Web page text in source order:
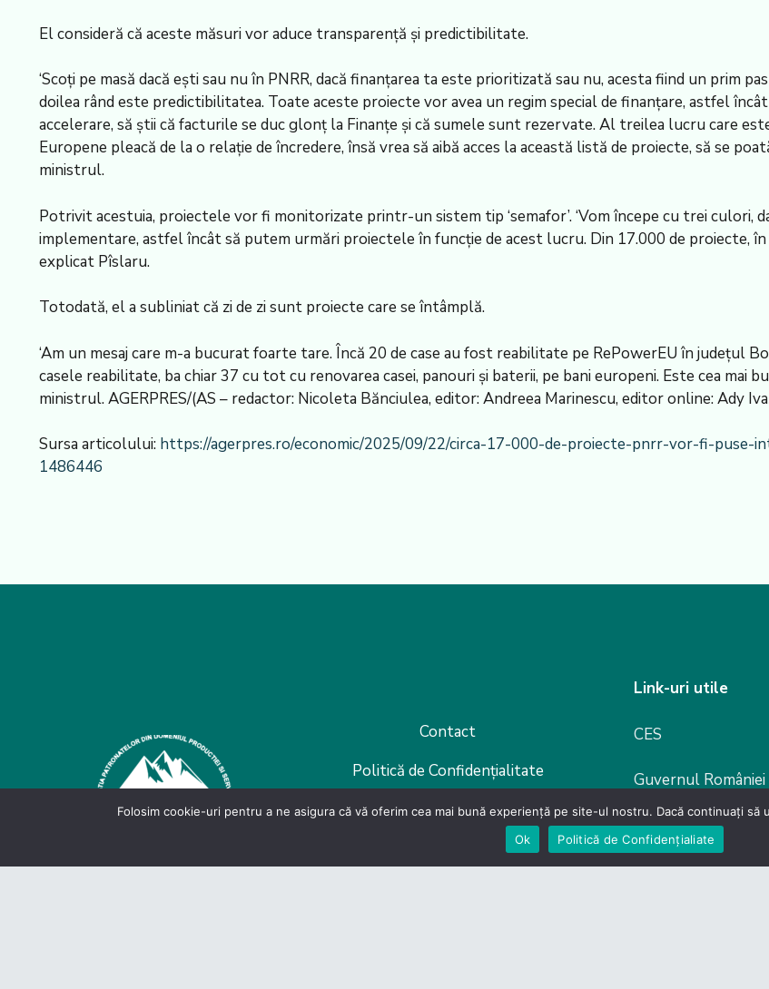
El consideră că aceste măsuri vor aduce transparență și predictibilitate.
‘Scoți pe masă dacă ești sau nu în PNRR, dacă finanțarea ta este prioritizată sau nu, acesta fiind un prim
doilea rând este predictibilitatea. Toate aceste proiecte vor avea un regim special de finanțare, astfel
accelerare, să știi că facturile se duc glonț la Finanțe și că sumele sunt rezervate. Al treilea lucru care
Europene pleacă de la o relație de încredere, însă vrea să aibă acces la această listă de proiecte, să se
ministrul.
Potrivit acestuia, proiectele vor fi monitorizate printr-un sistem tip ‘semafor’. ‘Vom începe cu trei culori,
implementare, astfel încât să putem urmări proiectele în funcție de acest lucru. Din 17.000 de proiecte, în
explicat Pîslaru.
Totodată, el a subliniat că zi de zi sunt proiecte care se întâmplă.
‘Am un mesaj care m-a bucurat foarte tare. Încă 20 de case au fost reabilitate pe RePowerEU în județul
casele reabilitate, ba chiar 37 cu tot cu renovarea casei, panouri și baterii, pe bani europeni. Este cea mai
ministrul. AGERPRES/(AS – redactor: Nicoleta Bănciulea, editor: Andreea Marinescu, editor online: Ady
Sursa articolului: https://agerpres.ro/economic/2025/09/22/circa-17-000-de-proiecte-pnrr-vor-fi-
1486446
Contact
Politică de Confidențialitate
Devino membru
Link-uri utile
CES
Guvernul României
Camera Deputaților
Senat
Folosim cookie-uri pentru a ne asigura că vă oferim cea mai bună experiență pe site-ul nostru. Dacă continuați
Ok
Politică de Confidențialiate